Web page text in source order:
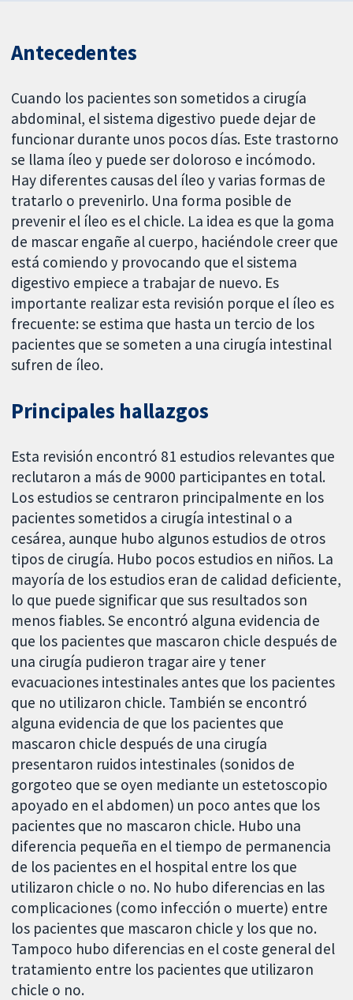
Antecedentes
Cuando los pacientes son sometidos a cirugía
abdominal, el sistema digestivo puede dejar de
funcionar durante unos pocos días. Este trastorno
se llama íleo y puede ser doloroso e incómodo.
Hay diferentes causas del íleo y varias formas de
tratarlo o prevenirlo. Una forma posible de
prevenir el íleo es el chicle. La idea es que la goma
de mascar engañe al cuerpo, haciéndole creer que
está comiendo y provocando que el sistema
digestivo empiece a trabajar de nuevo. Es
importante realizar esta revisión porque el íleo es
frecuente: se estima que hasta un tercio de los
pacientes que se someten a una cirugía intestinal
sufren de íleo.
Principales hallazgos
Esta revisión encontró 81 estudios relevantes que
reclutaron a más de 9000 participantes en total.
Los estudios se centraron principalmente en los
pacientes sometidos a cirugía intestinal o a
cesárea, aunque hubo algunos estudios de otros
tipos de cirugía. Hubo pocos estudios en niños. La
mayoría de los estudios eran de calidad deficiente,
lo que puede significar que sus resultados son
menos fiables. Se encontró alguna evidencia de
que los pacientes que mascaron chicle después de
una cirugía pudieron tragar aire y tener
evacuaciones intestinales antes que los pacientes
que no utilizaron chicle. También se encontró
alguna evidencia de que los pacientes que
mascaron chicle después de una cirugía
presentaron ruidos intestinales (sonidos de
gorgoteo que se oyen mediante un estetoscopio
apoyado en el abdomen) un poco antes que los
pacientes que no mascaron chicle. Hubo una
diferencia pequeña en el tiempo de permanencia
de los pacientes en el hospital entre los que
utilizaron chicle o no. No hubo diferencias en las
complicaciones (como infección o muerte) entre
los pacientes que mascaron chicle y los que no.
Tampoco hubo diferencias en el coste general del
tratamiento entre los pacientes que utilizaron
chicle o no.